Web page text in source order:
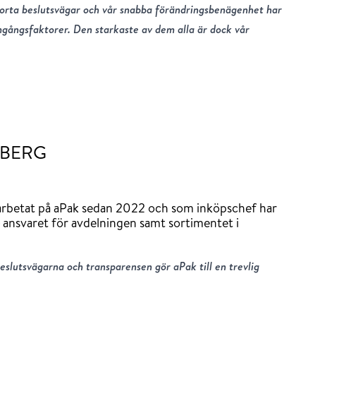
beslutsvägar och vår snabba förändringsbenägenhet har
Den starkaste av dem alla är dock vår
på aPak sedan 2022 och som inköpschef har
för avdelningen samt sortimentet i
och transparensen gör aPak till en trevlig